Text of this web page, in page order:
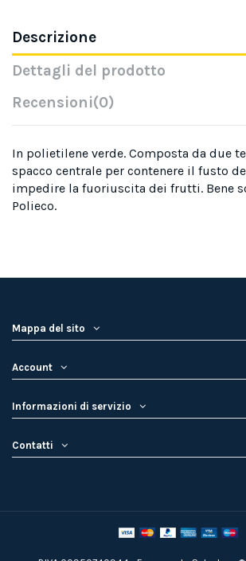
Descrizione
Dettagli del prodotto
Recensioni(0)
In polietilene verde. Composta da due
spacco centrale per contenere il fusto
impedire la fuoriuscita dei frutti. Bene
Polieco.
Mappa del sito
Account
Informazioni di servizio
Contatti